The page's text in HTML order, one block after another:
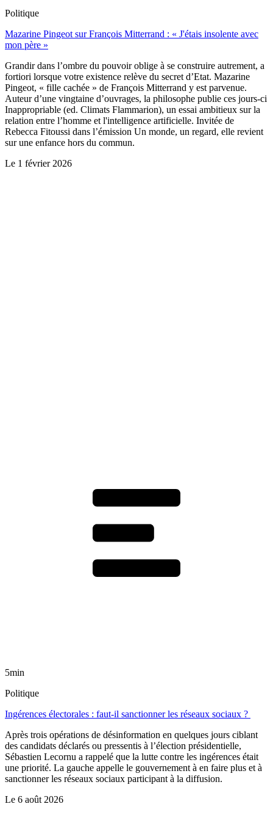
Politique
Mazarine Pingeot sur François Mitterrand : « J'étais insolente avec
mon père »
Grandir dans l’ombre du pouvoir oblige à se construire autrement, a
fortiori lorsque votre existence relève du secret d’Etat. Mazarine
Pingeot, « fille cachée » de François Mitterrand y est parvenue.
Auteur d’une vingtaine d’ouvrages, la philosophe publie ces jours-ci
Inappropriable (ed. Climats Flammarion), un essai ambitieux sur la
relation entre l’homme et l'intelligence artificielle. Invitée de
Rebecca Fitoussi dans l’émission Un monde, un regard, elle revient
sur une enfance hors du commun.
Le 1 février 2026
5min
Politique
Ingérences électorales : faut-il sanctionner les réseaux sociaux ?
Après trois opérations de désinformation en quelques jours ciblant
des candidats déclarés ou pressentis à l’élection présidentielle,
Sébastien Lecornu a rappelé que la lutte contre les ingérences était
une priorité. La gauche appelle le gouvernement à en faire plus et à
sanctionner les réseaux sociaux participant à la diffusion.
Le 6 août 2026